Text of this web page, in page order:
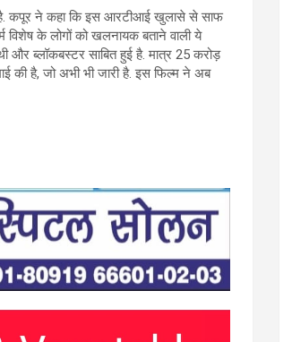
है. कपूर ने कहा कि इस आरटीआई खुलासे से साफ
विशेष के लोगों को खलनायक बताने वाली ये
और ब्लॉकबस्टर साबित हुई है. मात्र 25 करोड़
की है, जो अभी भी जारी है. इस फिल्म ने अब